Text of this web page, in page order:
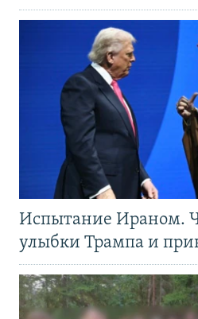
Испытание Ираном.
улыбки Трампа и